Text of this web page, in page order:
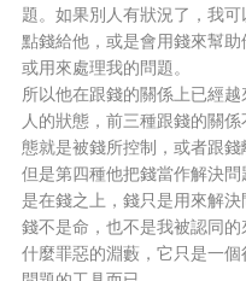
題。如果別人有狀況了，我可
點錢給他，或是會用錢來幫助
或用來處理我的問題。
所以他在跟錢的關係上已經越
人的狀態，前三種跟錢的關
態就是被錢所控制，或者跟錢
但是第四種他把錢當作解決
是在錢之上，錢只是用來解決
錢不是命，也不是我被認同的
什麼罪惡的淵藪，它只是一